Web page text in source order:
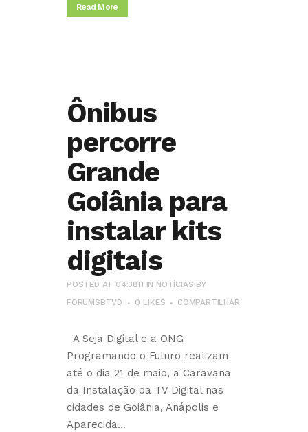
Read More
Ônibus
percorre
Grande
Goiânia para
instalar kits
digitais
POSTED AT 04:38H IN NOTÍCIAS BY
FORUMSBTVD
0 LIKES COMPARTILHAR
A Seja Digital e a ONG
Programando o Futuro realizam
até o dia 21 de maio, a Caravana
da Instalação da TV Digital nas
cidades de Goiânia, Anápolis e
Aparecida...